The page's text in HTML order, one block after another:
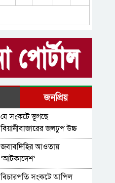
দুই বছর পরও সাগরের শূন্যতা,
বিশেষ দূত সার্জিও গরের
সাক্ষাৎ
দুই বছরের প্রেমের পর বিয়ের
দাবিতে প্রেমিকের বাড়িতে
তরুণীর অনশন
সিলেটসহ গোলাপগঞ্জে
এনসিপির গাড়িবহরে হামলা,
সারজিসের গাড়ি ভাঙচুর
তিন থানায় নতুন ওসি, ৬ পুলিশ
পরিদর্শকের বদলি
জনপ্রিয়
যে সংকটে ভূগছে
বিয়ানীবাজারের জলঢুপ উচ্চ
বিদ্যালয়
জবাবদিহির আওতায়
‘আটকাদেশ’
বিচারপতি সংকটে আপিল